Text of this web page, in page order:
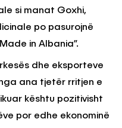
si manat Goxhi,
po pasurojnë
in Albania”.
dhe eksporteve
ana tjetër rritjen e
kështu pozitivisht
por edhe ekonominë